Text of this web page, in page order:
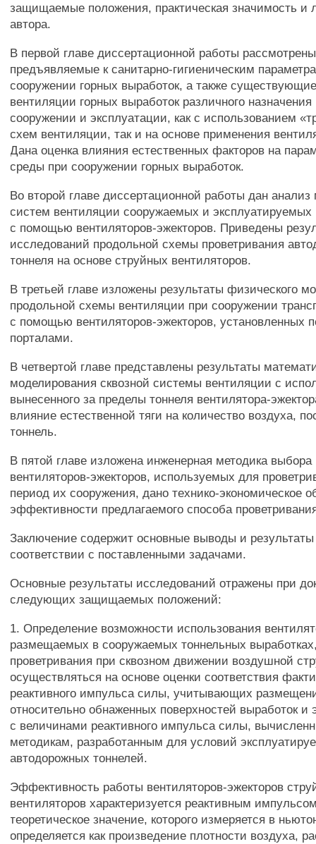
защищаемые положения, практическая значимость и
автора.
В первой главе диссертационной работы
предъявляемые к санитарно-гигиеническим
сооружении горных выработок, а также
вентиляции горных выработок различного
сооружении и эксплуатации, как с использованием
схем вентиляции, так и на основе применения
Дана оценка влияния естественных факторов на
среды при сооружении горных выработок.
Во второй главе диссертационной работы дан анализ
систем вентиляции сооружаемых и эксплуатируемых
с помощью вентиляторов-эжекторов. Приведены
исследований продольной схемы проветривания
тоннеля на основе струйных вентиляторов.
В третьей главе изложены результаты физического
продольной схемы вентиляции при сооружении
с помощью вентиляторов-эжекторов, установленных
порталами.
В четвертой главе представлены результаты
моделирования сквозной системы вентиляции с
вынесенного за пределы тоннеля вентилятора-
влияние естественной тяги на количество воздуха,
тоннель.
В пятой главе изложена инженерная методика выбора
вентиляторов-эжекторов, используемых для
период их сооружения, дано технико-экономическое
эффективности предлагаемого способа
Заключение содержит основные выводы и
соответствии с поставленными задачами.
Основные результаты исследований отражены при
следующих защищаемых положений:
1. Определение возможности использования
размещаемых в сооружаемых тоннельных
проветривания при сквозном движении воздушной
осуществляться на основе оценки соответствия
реактивного импульса силы, учитывающих
относительно обнаженных поверхностей выработок и
с величинами реактивного импульса силы,
методикам, разработанным для условий
автодорожных тоннелей.
Эффективность работы вентиляторов-эжекторов
вентиляторов характеризуется реактивным
теоретическое значение, которого измеряется в
определяется как произведение плотности воздуха,